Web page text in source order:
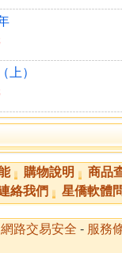
上）
推論法
的關係看法
購物說明 商品
絡我們 星僑軟體
網路交易安全 - 服務